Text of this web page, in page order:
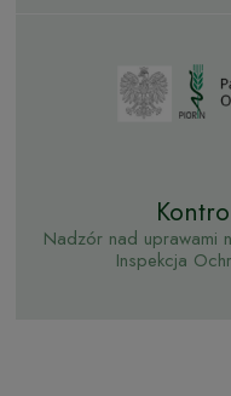
Nadzór nad uprawami
Inspekcja